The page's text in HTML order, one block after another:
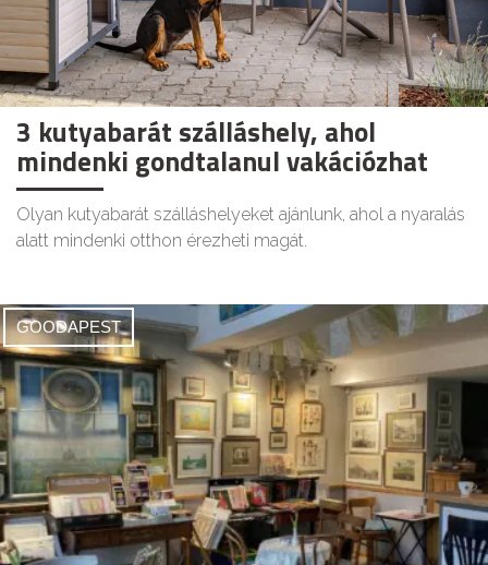
3 kutyabarát szálláshely, ahol
mindenki gondtalanul vakációzhat
Olyan kutyabarát szálláshelyeket ajánlunk, ahol a nyaralás
alatt mindenki otthon érezheti magát.
GOODAPEST